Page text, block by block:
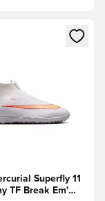
dig som
Modal til at logge
Superfly 11
TF Break Em'